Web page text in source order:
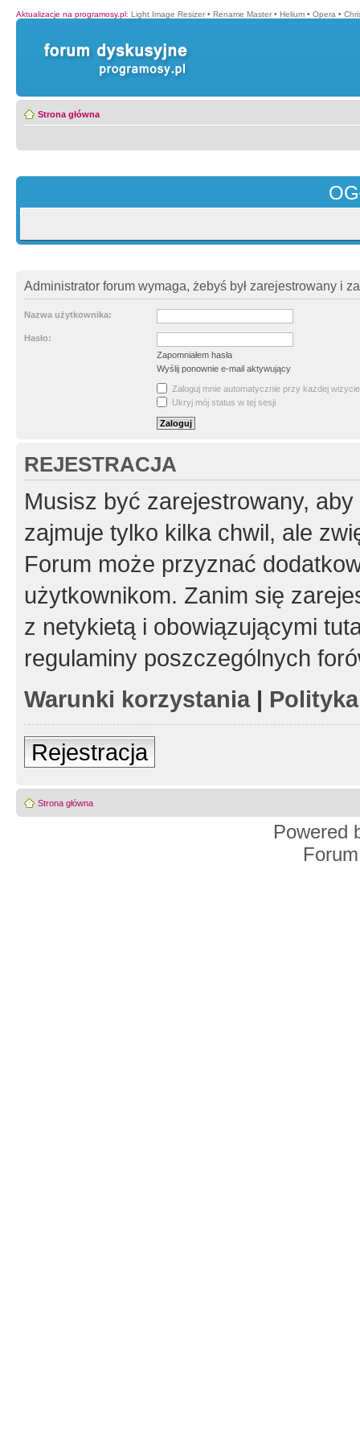
Aktualizacje na programosy.pl: Light Image Resizer • Rename Master • Helium • Opera •
Strona główna
Administrator forum wymaga, żebyś był zarejestrowany i
Nazwa użytkownika:
Hasło:
Zapomniałem hasła
Wyślij ponownie e-mail aktywujący
Zaloguj mnie automatycznie przy każdej wizycie
Ukryj mój status w tej sesji
REJESTRACJA
Musisz być zarejestrowany,
zajmuje tylko kilka chwil, ale
Forum może przyznać
użytkownikom. Zanim się
z netykietą i obowiązującymi
regulaminy poszczególnych
Warunki korzystania|
Rejestracja
Strona główna
Powered